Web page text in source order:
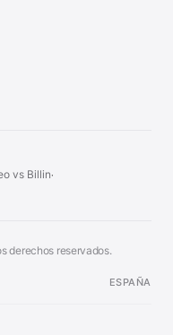
vs Billin·
derechos reservados.
ESPAÑA